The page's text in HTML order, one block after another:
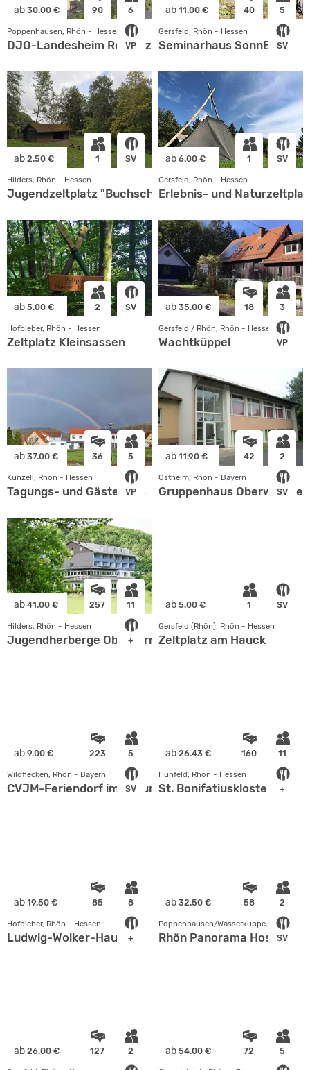
ab 30.00 € 90 6
VP
Poppenhausen, Rhön - Hessen
DJO-Landesheim Rodholz
ab 11.00 € 40 5
SV
Gersfeld, Rhön - Hessen
Seminarhaus SonnErden
ab 2.50 € 1 SV
Hilders, Rhön - Hessen
Jugendzeltplatz "Buchschirm"
ab 6.00 € 1 SV
Gersfeld, Rhön - Hessen
Erlebnis- und
ab 5.00 € 2 SV
Hofbieber, Rhön - Hessen
Zeltplatz Kleinsassen
ab 35.00 € 18 3
VP
Gersfeld / Rhön, Rhön - Hessen
Wachtküppel
ab 37.00 € 36 5
VP
Künzell, Rhön - Hessen
Tagungs- und Gästehaus
ab 11.90 € 42 2
SV
Ostheim, Rhön - Bayern
Gruppenhaus
ab 41.00 € 257 11
+
Hilders, Rhön - Hessen
Jugendherberge Oberbernhards
ab 5.00 € 1 SV
Gersfeld (Rhön), Rhön - Hessen
Zeltplatz am Hauck
ab 9.00 € 223 5
SV
Wildflecken, Rhön - Bayern
CVJM-Feriendorf im Naturpark Bayerische Rhön
ab 26.43 € 160 11
+
Hünfeld, Rhön - Hessen
St. Bonifatiuskloster
ab 19.50 € 85 8
+
Hofbieber, Rhön - Hessen
Ludwig-Wolker-Haus
ab 32.50 € 58 2
SV
Rhön Panorama Hostel
ab 26.00 € 127 2 ab 54.00 € 72 5